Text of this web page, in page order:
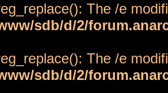
The /e
sdb/d/2/
The /e
sdb/d/2/